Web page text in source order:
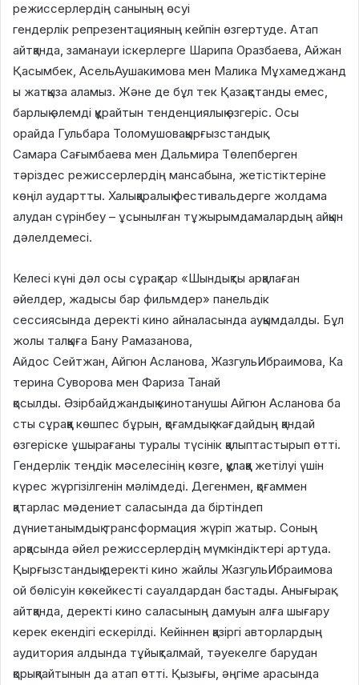
режиссерлердің санының өсуі
гендерлік репрезентацияның кейпін өзгертуде. Атап
айтқанда, заманауи іскерлерге Шарипа Оразбаева, Айжан
Қасымбек, АсельАушакимова мен Малика Мұхамеджанд
ы жатқыза аламыз. Және де бұл тек Қазақстанды емес,
барлық әлемді құрайтын тенденциялық өзгеріс. Осы
орайда Гульбара Толомушовақырғызстандық
Самара Сағымбаева мен Дальмира Төлепберген
тәріздес режиссерлердің мансабына, жетістіктеріне
көңіл аудартты. Халықаралық фестивальдерге жолдама
алудан сүрінбеу – ұсынылған тұжырымдамалардың айқын
дәлелдемесі.
Келесі күні дәл осы сұрақтар «Шындықты арқалаған
әйелдер, жадысы бар фильмдер» панельдік
сессиясында деректі кино айналасында ауқымдалды. Бұл
жолы талқыға Бану Рамазанова,
Айдос Сейтжан, Айгюн Асланова, ЖазгульИбраимова, Ка
терина Суворова мен Фариза Танай
қосылды. Әзірбайджандық кинотанушы Айгюн Асланова ба
сты сұраққа көшпес бұрын, қоғамдық жағдайдың қандай
өзгеріске ұшырағаны туралы түсінік қалыптастырып өтті.
Гендерлік теңдік мәселесінің көзге, құлаққа жетілуі үшін
күрес жүргізілгенін мәлімдеді. Дегенмен, қоғаммен
қатарлас мәдениет саласында да біртіндеп
дүниетанымдық трансформация жүріп жатыр. Соның
арқасында әйел режиссерлердің мүмкіндіктері артуда.
Қырғызстандық деректі кино жайлы ЖазгульИбраимова
ой бөлісуін көкейкесті сауалдардан бастады. Анығырақ
айтқанда, деректі кино саласының дамуын алға шығару
керек екендігі ескерілді. Кейіннен қазіргі авторлардың
аудитория алдында тұйықталмай, тәуекелге барудан
қорықпайтынын да атап өтті. Қызығы, әңгіме арасында